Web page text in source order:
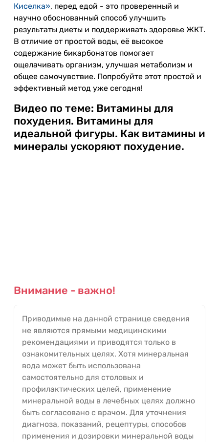
Киселка», перед едой - это проверенный и
научно обоснованный способ улучшить
результаты диеты и поддерживать здоровье ЖКТ.
В отличие от простой воды, её высокое
содержание бикарбонатов помогает
ощелачивать организм, улучшая метаболизм и
общее самочувствие. Попробуйте этот простой и
эффективный метод уже сегодня!
Видео по теме: Витамины для
похудения. Витамины для
идеальной фигуры. Как витамины и
минералы ускоряют похудение.
Внимание - важно!
Приводимые на данной странице сведения
не являются прямыми медицинскими
рекомендациями и приводятся только в
ознакомительных целях. Хотя минеральная
вода может быть использована
самостоятельно для столовых и
профилактических целей, применение
минеральной воды в лечебных целях должно
быть согласовано с врачом. Для уточнения
диагноза, показаний, рецептуры, способов
применения и дозировки минеральной воды